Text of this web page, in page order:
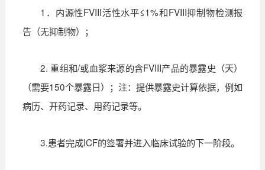
1．内源性FVIII活性水平≤1%和FVIII抑制物检测报
告（无抑制物）；
2. 重组和/或血浆来源的含FVIII产品的暴露史（天）
（需要150个暴露日）；注：提供暴露史计算依据，例如
病历、开药记录、用药记录等。
3.患者完成ICF的签署并进入临床试验的下一阶段。